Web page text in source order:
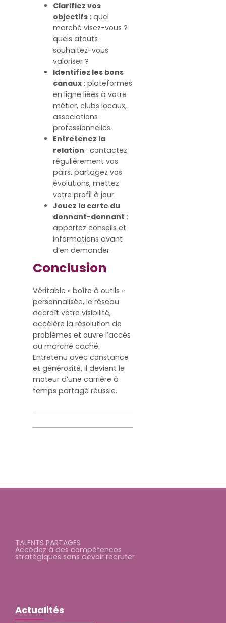
Clarifiez vos
objectifs: quel
marché visez-vous ?
quels atouts
souhaitez-vous
valoriser ?
Identifiez les bons
canaux: plateformes
en ligne liées à votre
métier, clubs locaux,
associations
professionnelles.
Entretenez la
relation : contactez
régulièrement vos
pairs, partagez vos
évolutions, mettez
votre profil à jour.
Jouez la carte du
donnant-donnant :
apportez conseils et
informations avant
d’en demander.
Conclusion
Véritable « boîte à outils »
personnalisée, le réseau
accroît votre visibilité,
accélère la résolution de
problèmes et ouvre l’accès
au marché caché.
Entretenu avec constance
et générosité, il devient le
moteur d’une carrière à
temps partagé réussie.
TALENTS PARTAGES
Accédez à des compétences
stratégiques sans devoir recruter
Actualités